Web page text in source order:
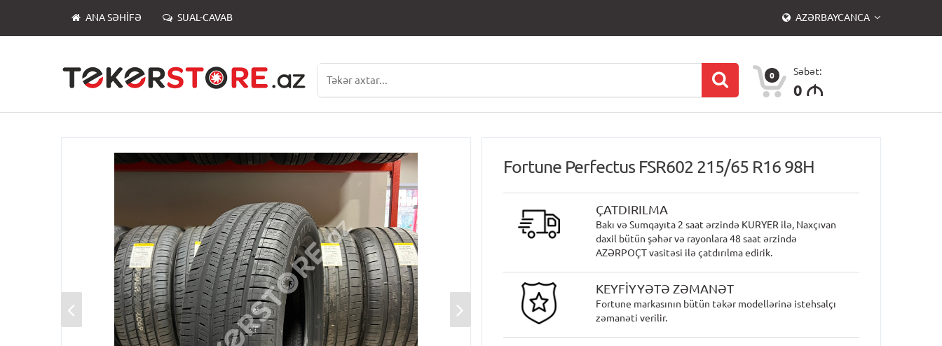
ANA SƏHIFƏ SUAL-CAVAB AZƏRBAYCANCA
0 Səbət:
0 M
Fortune Perfectus FSR602 215/65 R16 98H
ÇATDIRILMA
Bakı və Sumqayıta 2 saat ərzində KURYER ilə, Naxçıvan
daxil bütün şəhər və rayonlara 48 saat ərzində
AZƏRPOÇT vasitəsi ilə çatdırılma edirik.
KEYFİYYƏTƏ ZƏMANƏT
Fortune markasının bütün təkər modellərinə istehsalçı
zəmanəti verilir.